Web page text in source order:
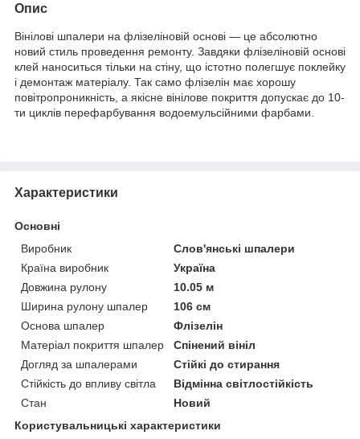
Опис
Вінілові шпалери на флізеліновій основі — це абсолютно
новий стиль проведення ремонту. Завдяки флізеліновій основі
клей наноситься тільки на стіну, що істотно полегшує поклейку
і демонтаж матеріалу. Так само флізелін має хорошу
повітропроникність, а якісне вінілове покриття допускає до 10-
ти циклів перефарбування водоемульсійними фарбами.
Характеристики
Основні
Виробник
Слов'янські шпалери
Країна виробник
Україна
Довжина рулону
10.05 м
Ширина рулону шпалер
106 см
Основа шпалер
Флізелін
Матеріал покриття шпалер
Спінений вініл
Догляд за шпалерами
Стійкі до стирання
Стійкість до впливу світла
Відмінна світлостійкість
Стан
Новий
Користувальницькі характеристики